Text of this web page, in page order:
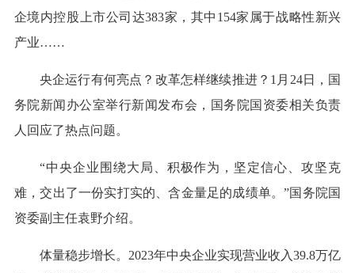
企境内控股上市公司达383家，其中154家属于战略性新兴
产业……
央企运行有何亮点？改革怎样继续推进？1月24日，国
务院新闻办公室举行新闻发布会，国务院国资委相关负责
人回应了热点问题。
“中央企业围绕大局、积极作为，坚定信心、攻坚克
难，交出了一份实打实的、含金量足的成绩单。”国务院国
资委副主任袁野介绍。
体量稳步增长。2023年中央企业实现营业收入39.8万亿